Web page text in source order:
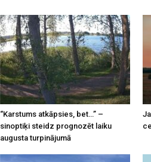
“Karstums atkāpsies, bet…” –
sinoptiķi steidz prognozēt laiku
augusta turpinājumā